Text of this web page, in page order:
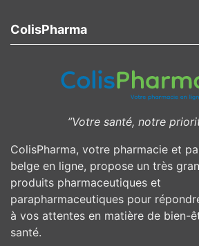
ColisPharma
”Votre santé, notre
ColisPharma, votre pharmacie et
belge en ligne, propose un très
produits pharmaceutiques et
parapharmaceutiques pour
à vos attentes en matière de bien-
santé.